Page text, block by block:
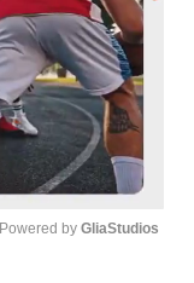
Powered by GliaStudios